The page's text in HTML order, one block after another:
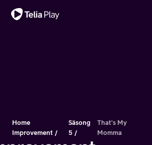
Home
Improvement
Säsong
5
That's My
Momma